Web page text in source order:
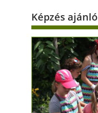
Képzés ajánló